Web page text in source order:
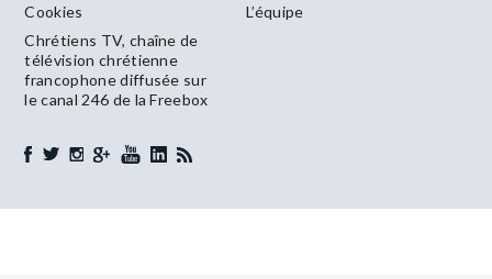
Cookies
L’équipe
Chrétiens TV, chaîne de
télévision chrétienne
francophone diffusée sur
le canal 246 de la Freebox